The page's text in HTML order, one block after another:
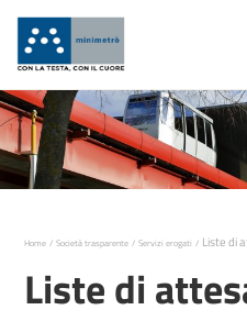
Home Società trasparente Servizi erogati Liste di
Liste di